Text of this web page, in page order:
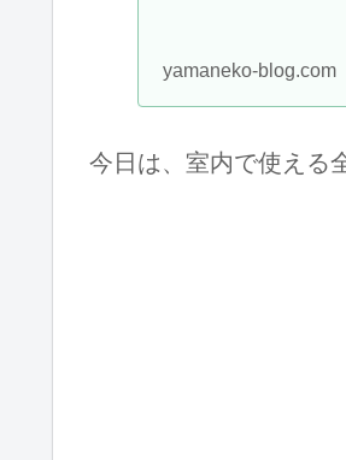
yamaneko-blog.com
今日は、室内で使える